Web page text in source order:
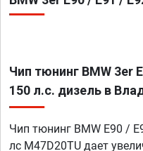
Чип тюнинг BMW 3er
150 л.с. дизель в
Чип тюнинг BMW E90 /
лс M47D20TU дает